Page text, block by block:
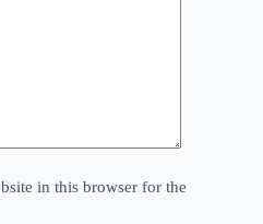
in this browser for the